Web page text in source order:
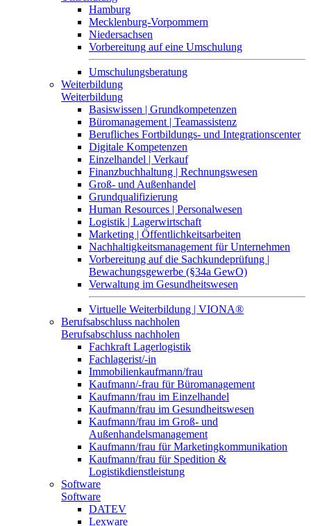
Hamburg
Mecklenburg-Vorpommern
Niedersachsen
Vorbereitung auf eine Umschulung
Umschulungsberatung
Weiterbildung
Weiterbildung
Basiswissen | Grundkompetenzen
Büromanagement | Teamassistenz
Berufliches Fortbildungs- und Integrationscenter
Digitale Kompetenzen
Einzelhandel | Verkauf
Finanzbuchhaltung | Rechnungswesen
Groß- und Außenhandel
Grundqualifizierung
Human Resources | Personalwesen
Logistik | Lagerwirtschaft
Marketing | Öffentlichkeitsarbeiten
Nachhaltigkeitsmanagement für Unternehmen
Vorbereitung auf die Sachkundeprüfung |
Bewachungsgewerbe (§34a GewO)
Verwaltung im Gesundheitswesen
Virtuelle Weiterbildung | VIONA®
Berufsabschluss nachholen
Berufsabschluss nachholen
Fachkraft Lagerlogistik
Fachlagerist/-in
Immobilienkaufmann/frau
Kaufmann/-frau für Büromanagement
Kaufmann/frau im Einzelhandel
Kaufmann/frau im Gesundheitswesen
Kaufmann/frau im Groß- und
Außenhandelsmanagement
Kaufmann/frau für Marketingkommunikation
Kaufmann/frau für Spedition &
Logistikdienstleistung
Software
Software
DATEV
Lexware